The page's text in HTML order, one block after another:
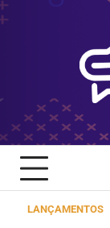
Skip
to
LANÇAMENTOS